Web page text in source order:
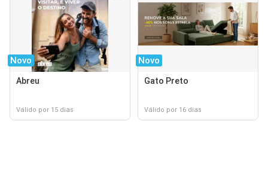
Novo
Abreu
Válido por 15 dias
Novo
Gato Preto
Válido por 16 dias